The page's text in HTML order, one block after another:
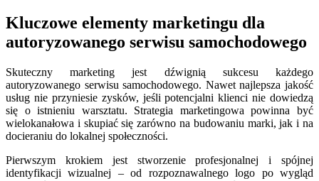
Kluczowe elementy marketingu dla
autoryzowanego serwisu samochodowego
Skuteczny marketing jest dźwignią sukcesu każdego
autoryzowanego serwisu samochodowego. Nawet najlepsza jakość
usług nie przyniesie zysków, jeśli potencjalni klienci nie dowiedzą
się o istnieniu warsztatu. Strategia marketingowa powinna być
wielokanałowa i skupiać się zarówno na budowaniu marki, jak i na
docieraniu do lokalnej społeczności.
Pierwszym krokiem jest stworzenie profesjonalnej i spójnej
identyfikacji wizualnej – od rozpoznawalnego logo po wygląd